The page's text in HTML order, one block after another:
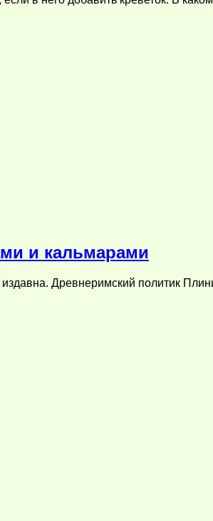
и кальмарами
издавна. Древнеримский политик